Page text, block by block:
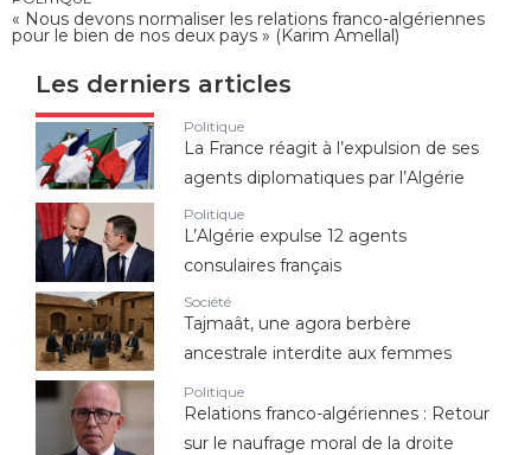
« Nous devons normaliser les relations franco-algériennes
pour le bien de nos deux pays » (Karim Amellal)
Les derniers articles
Politique
La France réagit à l’expulsion de ses
agents diplomatiques par l’Algérie
Politique
L’Algérie expulse 12 agents
consulaires français
Société
Tajmaât, une agora berbère
ancestrale interdite aux femmes
Politique
Relations franco-algériennes : Retour
sur le naufrage moral de la droite